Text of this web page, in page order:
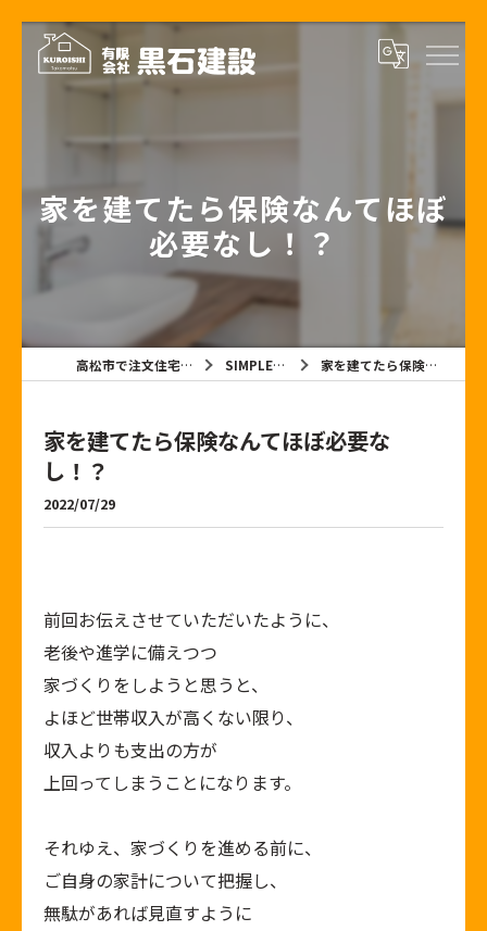
家を建てたら保険なんてほぼ
必要なし！？
高松市で注文住宅なら有限会社黒石建設 SIMPLE NOTE BLOG 家を建てたら保険なんてほぼ必要なし！？
家を建てたら保険なんてほぼ必要な
し！？
2022/07/29
前回お伝えさせていただいたように、
老後や進学に備えつつ
家づくりをしようと思うと、
よほど世帯収入が高くない限り、
収入よりも支出の方が
上回ってしまうことになります。
それゆえ、家づくりを進める前に、
ご自身の家計について把握し、
無駄があれば見直すように